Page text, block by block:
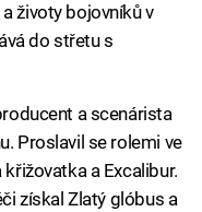
životy bojovníků v
do střetu s
a scenárista
Proslavil se rolemi ve
a Excalibur.
získal Zlatý glóbus a